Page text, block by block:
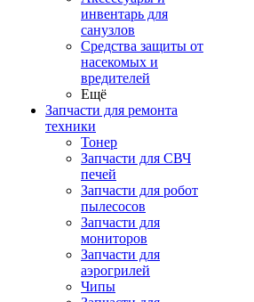
инвентарь для
санузлов
Средства защиты от
насекомых и
вредителей
Ещё
Запчасти для ремонта
техники
Тонер
Запчасти для СВЧ
печей
Запчасти для робот
пылесосов
Запчасти для
мониторов
Запчасти для
аэрогрилей
Чипы